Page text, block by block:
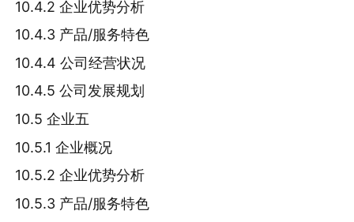
10.4.2 企业优势分析
10.4.3 产品/服务特色
10.4.4 公司经营状况
10.4.5 公司发展规划
10.5 企业五
10.5.1 企业概况
10.5.2 企业优势分析
10.5.3 产品/服务特色